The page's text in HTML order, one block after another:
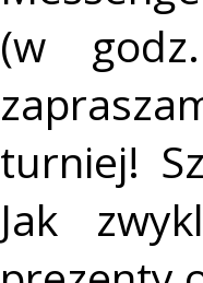
(w
turniej!
Jak